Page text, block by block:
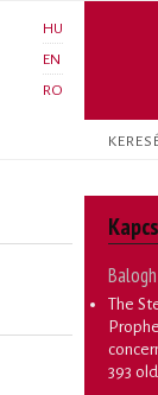
HU
EN
RO
Keresés
The
393 old.